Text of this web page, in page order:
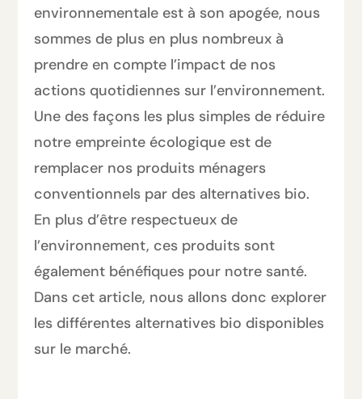
environnementale est à son apogée, nous
sommes de plus en plus nombreux à
prendre en compte l’impact de nos
actions quotidiennes sur l’environnement.
Une des façons les plus simples de réduire
notre empreinte écologique est de
remplacer nos produits ménagers
conventionnels par des alternatives bio.
En plus d’être respectueux de
l’environnement, ces produits sont
également bénéfiques pour notre santé.
Dans cet article, nous allons donc explorer
les différentes alternatives bio disponibles
sur le marché.